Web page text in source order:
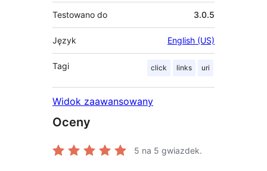
Testowano do 3.0.5
Język English (US)
Tagi click links uri
Widok zaawansowany
Oceny
5 na 5 gwiazdek.